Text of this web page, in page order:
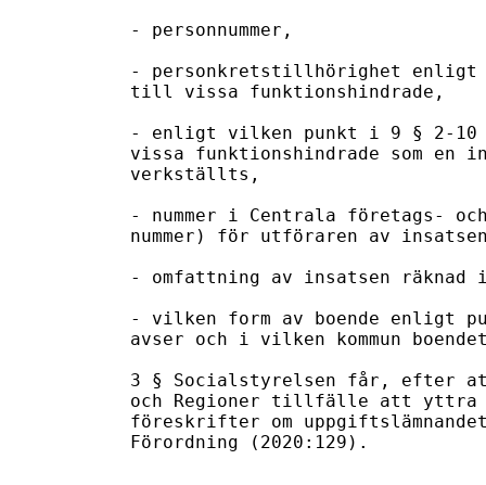
- personnummer,
- personkretstillhörighet enligt
till vissa funktionshindrade,
- enligt vilken punkt i 9 § 2-10
vissa funktionshindrade som en
verkställts,
- nummer i Centrala företags-
nummer) för utföraren av
- omfattning av insatsen
- vilken form av boende enligt
avser och i vilken kommun
3 § Socialstyrelsen får, efter
och Regioner tillfälle att yttra
föreskrifter om
Förordning (2020:129).